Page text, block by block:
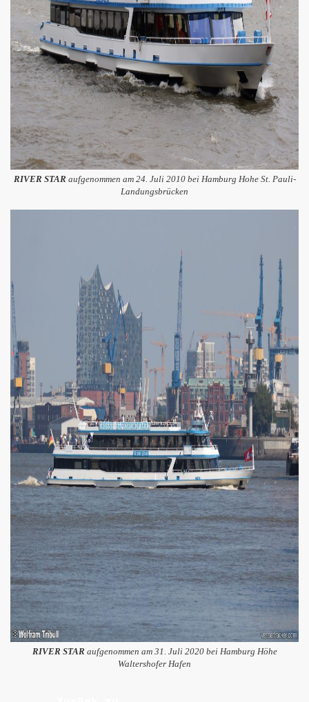
RIVER STAR aufgenommen am 24. Juli 2010 bei Hamburg Hohe St. Pauli-
Landungsbrücken
RIVER STAR aufgenommen am 31. Juli 2020 bei Hamburg Höhe
Waltershofer Hafen